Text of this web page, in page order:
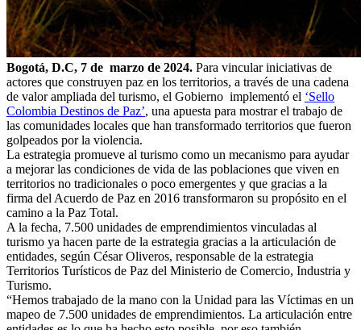
Bogotá, D.C, 7 de marzo de 2024. Para vincular iniciativas de
actores que construyen paz en los territorios, a través de una cadena
de valor ampliada del turismo, el Gobierno implementó el ‘Sello
Colombia Destinos de Paz’, una apuesta para mostrar el trabajo de
las comunidades locales que han transformado territorios que fueron
golpeados por la violencia.
La estrategia promueve al turismo como un mecanismo para ayudar
a mejorar las condiciones de vida de las poblaciones que viven en
territorios no tradicionales o poco emergentes y que gracias a la
firma del Acuerdo de Paz en 2016 transformaron su propósito en el
camino a la Paz Total.
A la fecha, 7.500 unidades de emprendimientos vinculadas al
turismo ya hacen parte de la estrategia gracias a la articulación de
entidades, según César Oliveros, responsable de la estrategia
Territorios Turísticos de Paz del Ministerio de Comercio, Industria y
Turismo.
“Hemos trabajado de la mano con la Unidad para las Víctimas en un
mapeo de 7.500 unidades de emprendimientos. La articulación entre